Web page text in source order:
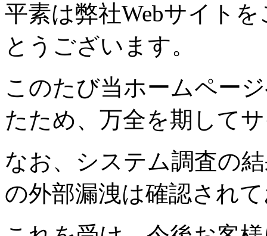
平素は弊社Webサイト
とうございます。
このたび当ホームペー
たため、万全を期して
なお、システム調査の
の外部漏洩は確認され